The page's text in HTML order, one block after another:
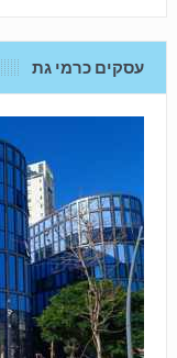
עסקים כרמי גת